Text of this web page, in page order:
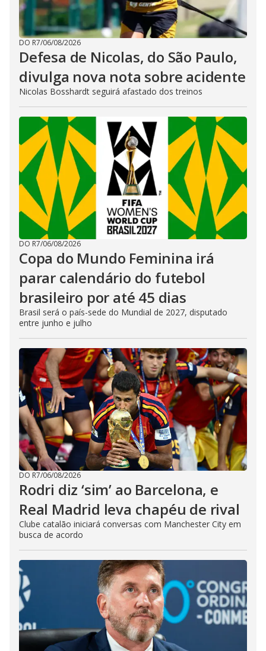
DO R7/06/08/2026
Defesa de Nicolas, do São Paulo,
divulga nova nota sobre acidente
Nicolas Bosshardt seguirá afastado dos treinos
DO R7/06/08/2026
Copa do Mundo Feminina irá
parar calendário do futebol
brasileiro por até 45 dias
Brasil será o país-sede do Mundial de 2027, disputado
entre junho e julho
DO R7/06/08/2026
Rodri diz ‘sim’ ao Barcelona, e
Real Madrid leva chapéu de rival
Clube catalão iniciará conversas com Manchester City em
busca de acordo